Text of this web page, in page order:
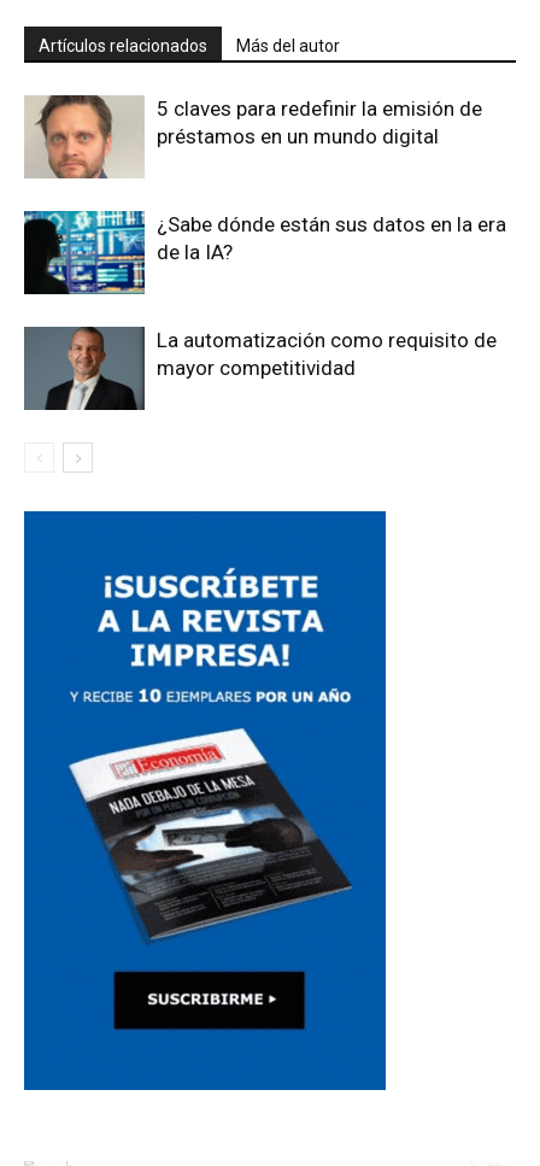
Artículos relacionados Más del autor
5 claves para redefinir la emisión de
préstamos en un mundo digital
¿Sabe dónde están sus datos en la era
de la IA?
La automatización como requisito de
mayor competitividad